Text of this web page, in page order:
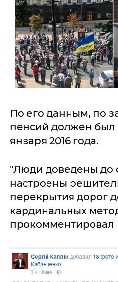
По его данным, по
пенсий должен был
января 2016 года.
"Люди доведены до
настроены
перекрытия дорог
кардинальных
прокомментировал